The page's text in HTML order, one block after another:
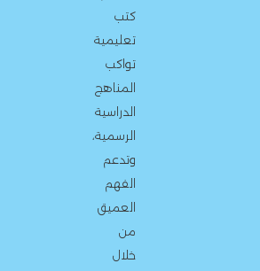
كتب
تعليمية
تواكب
المناهج
الدراسية
الرسمية،
وتدعم
الفهم
العميق
من
خلال